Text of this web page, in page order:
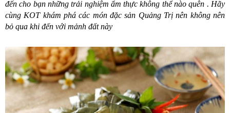
đến cho bạn những trải nghiệm ẩm thực không thể nào quên . Hãy
cùng KOT khám phá các món đặc sản Quảng Trị nên không nên
bỏ qua khi đến với mảnh đất này